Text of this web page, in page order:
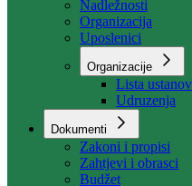
Ministarstvo
Ministar
Organizacija
Uposlenici
Organizacije
Lista ustanova
Udruzenja
Dokumenti